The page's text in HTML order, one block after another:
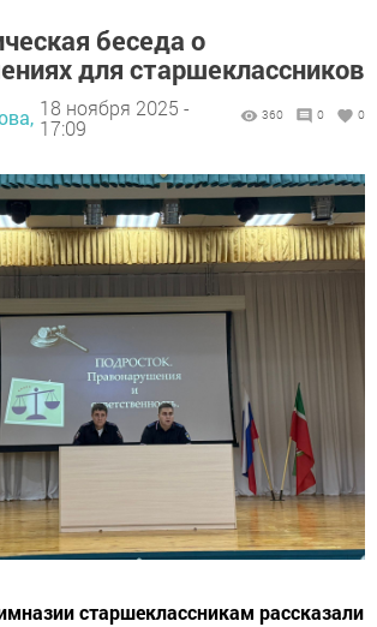
беседа о
для старшеклассников
18 ноября 2025 -
17:09
360 0 0
старшеклассникам рассказали